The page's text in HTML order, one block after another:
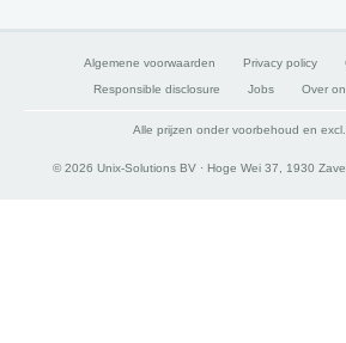
Algemene voorwaarden Privacy policy
Responsible disclosure
Jobs Over
Alle prijzen onder voorbehoud en
© 2026 Unix-Solutions BV · Hoge Wei 37, 1930